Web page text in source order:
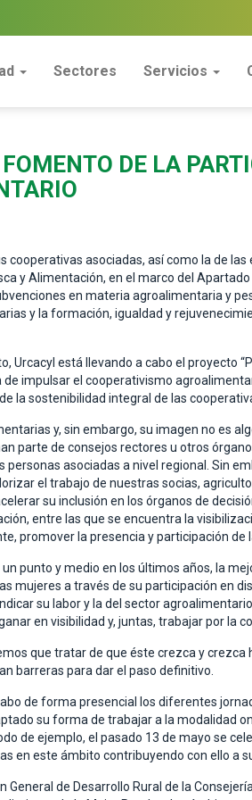
Sectores Servicios
DE LA
asociadas, así como la de
y Alimentación, en el marco del
en materia agroalimentaria y
y la formación, igualdad y
está llevando a cabo el proyecto
impulsar el cooperativismo
la sostenibilidad integral de las
y, sin embargo, su imagen no es
parte de consejos rectores u otros
asociadas a nivel regional. Sin
el trabajo de nuestras socias,
su inclusión en los órganos de
entre las que se encuentra la
promover la presencia y participación de
punto y medio en los últimos años, la
mujeres a través de su participación en
su labor y la del sector
en visibilidad y, juntas, trabajar por la
que tratar de que éste crezca y
barreras para dar el paso definitivo.
de forma presencial los diferentes
su forma de trabajar a la modalidad
de ejemplo, el pasado 13 de mayo se
en este ámbito contribuyendo con ello a
de Desarrollo Rural de la